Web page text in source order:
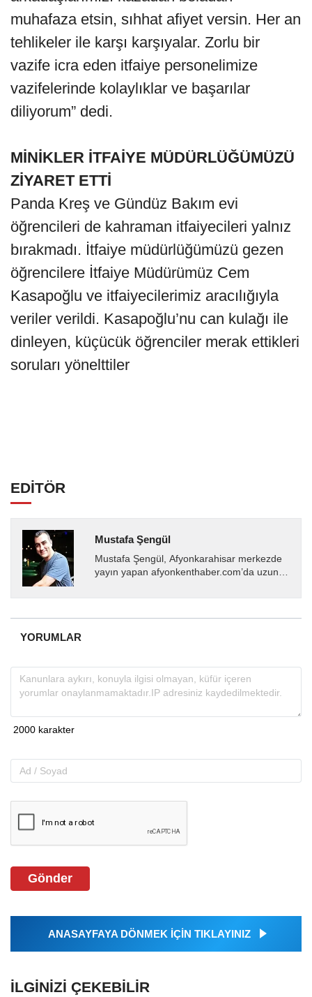
muhafaza etsin, sıhhat afiyet versin. Her an
tehlikeler ile karşı karşıyalar. Zorlu bir
vazife icra eden itfaiye personelimize
vazifelerinde kolaylıklar ve başarılar
diliyorum” dedi.
MİNİKLER İTFAİYE MÜDÜRLÜĞÜMÜZÜ
ZİYARET ETTİ
Panda Kreş ve Gündüz Bakım evi
öğrencileri de kahraman itfaiyecileri yalnız
bırakmadı. İtfaiye müdürlüğümüzü gezen
öğrencilere İtfaiye Müdürümüz Cem
Kasapoğlu ve itfaiyecilerimiz aracılığıyla
veriler verildi. Kasapoğlu’nu can kulağı ile
dinleyen, küçücük öğrenciler merak ettikleri
soruları yönelttiler
EDİTÖR
Mustafa Şengül
Mustafa Şengül, Afyonkarahisar merkezde
yayın yapan afyonkenthaber.com’da uzun
almakta, haber akışı...
YORUMLAR
Gönder
ANASAYFAYA DÖNMEK İÇİN TIKLAYINIZ
İLGINIZI ÇEKEBILIR